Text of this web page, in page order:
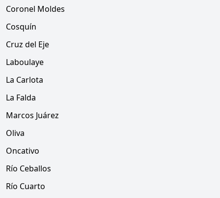
Coronel Moldes
Cosquín
Cruz del Eje
Laboulaye
La Carlota
La Falda
Marcos Juárez
Oliva
Oncativo
Río Ceballos
Río Cuarto